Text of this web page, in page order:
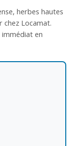
herbes hautes
chez Locamat.
en